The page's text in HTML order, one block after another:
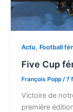
Actu, Football
Five Cup
François Popp/7
Victoire de
première